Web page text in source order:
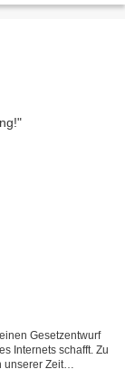
Gesetzentwurf
Internets schafft. Zu
unserer Zeit